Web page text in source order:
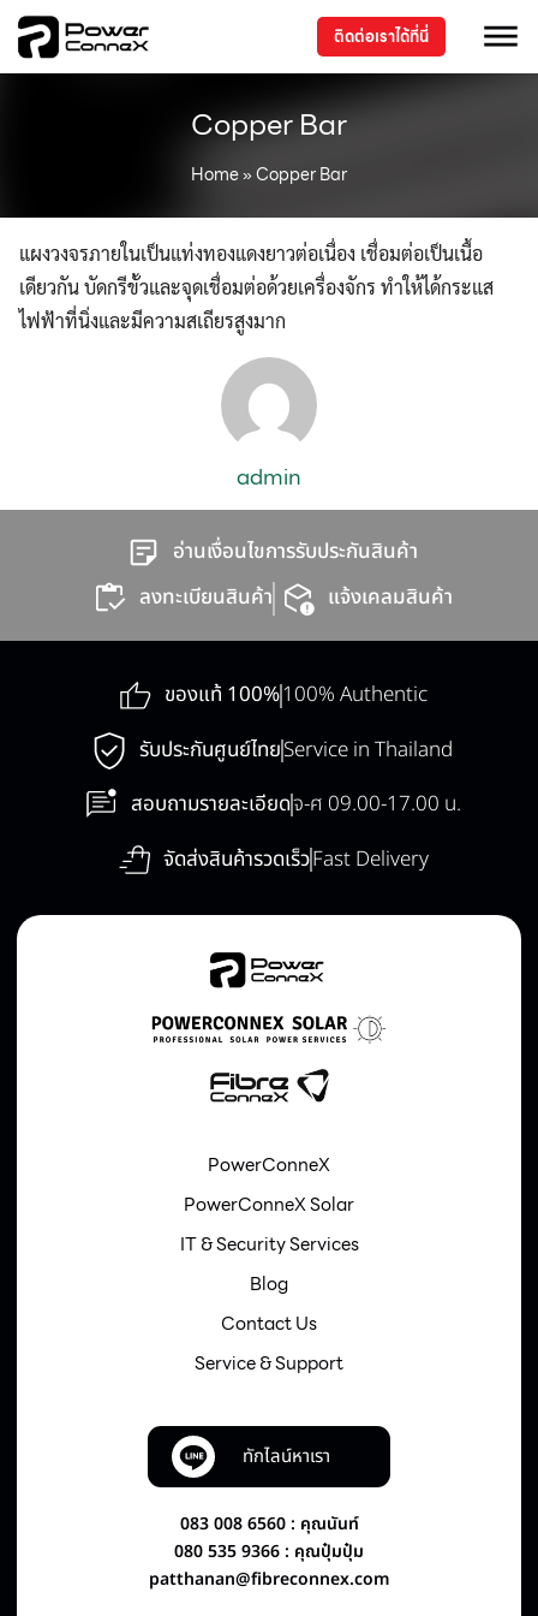
ติดต่อเราได้ที่นี่
Copper Bar
Home»Copper Bar
แผงวงจรภายในเป็นแท่งทองแดงยาวต่อเนื่อง เชื่อมต่อเป็นเนื้อ
เดียวกัน บัดกรีขั้วและจุดเชื่อมต่อด้วยเครื่องจักร ทำให้ได้กระแส
ไฟฟ้าที่นิ่งและมีความสเถียรสูงมาก
admin
อ่านเงื่อนไขการรับประกันสินค้า
ลงทะเบียนสินค้า
แจ้งเคลมสินค้า
ของแท้ 100%100% Authentic
รับประกันศูนย์ไทยService in Thailand
สอบถามรายละเอียดจ-ศ 09.00-17.00 น.
จัดส่งสินค้ารวดเร็วFast Delivery
PowerConneX
PowerConneX Solar
IT & Security Services
Blog
Contact Us
Service & Support
ทักไลน์หาเรา
083 008 6560 : คุณนันท์
080 535 9366 : คุณปุ๋มปุ๋ม
patthanan@fibreconnex.com